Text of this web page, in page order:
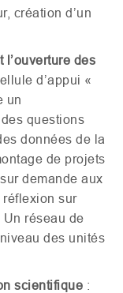
création d’un
l’ouverture des
d’appui «
un
questions
données de la
de projets
demande aux
réflexion sur
Un réseau de
des unités
scientifique :